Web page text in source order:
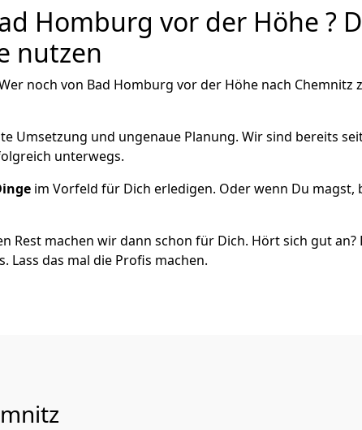
Homburg vor der Höhe ?
nutzen
noch von Bad Homburg vor der Höhe nach Chemnitz
Umsetzung und ungenaue Planung. Wir sind bereits
unterwegs.
im Vorfeld für Dich erledigen. Oder wenn Du magst,
Rest machen wir dann schon für Dich. Hört sich gut an?
Lass das mal die Profis machen.